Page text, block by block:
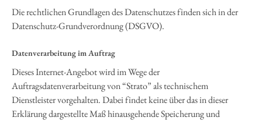
Die rechtlichen Grundlagen des Datenschutzes finden sich in der
Datenschutz-Grundverordnung (DSGVO).
Datenverarbeitung im Auftrag
Dieses Internet-Angebot wird im Wege der
Auftragsdatenverarbeitung von “Strato” als technischem
Dienstleister vorgehalten. Dabei findet keine über das in dieser
Erklärung dargestellte Maß hinausgehende Speicherung und